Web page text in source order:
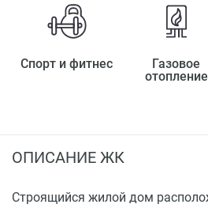
Спорт и фитнес
Газовое
отопление
ОПИСАНИЕ ЖК
Строящийся жилой дом